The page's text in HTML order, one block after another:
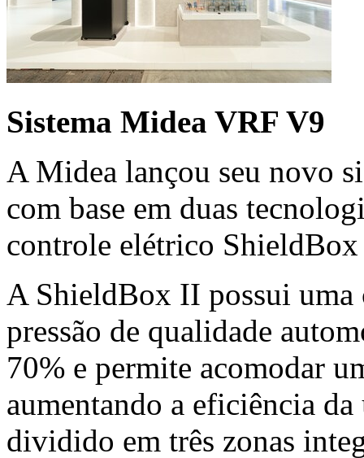
Sistema Midea VRF V9
A Midea lançou seu novo
com base em duas
controle elétrico
A ShieldBox II possui uma
pressão de qualidade
70% e permite acomodar
aumentando a eficiência
dividido em três zonas